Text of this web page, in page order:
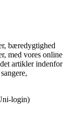
bæredygtighed
med vores online
artikler indenfor
login)